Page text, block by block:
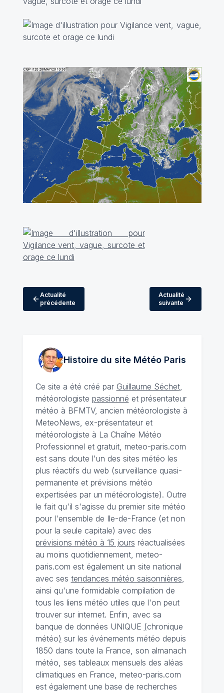
Actualité
précédente
Actualité
suivante
Histoire du site MétéoParis
Ce site a été créé par Guillaume Séchet,
météorologiste passionné et présentateur
météo à BFMTV, ancien météorologiste à
MeteoNews, ex-présentateur et
météorologiste à La Chaîne Météo
Professionnel et gratuit, meteo-paris.com
est sans doute l'un des sites météo les
plus réactifs du web (surveillance quasi-
permanente et prévisions météo
expertisées par un météorologiste). Outre
le fait qu'il s'agisse du premier site météo
pour l'ensemble de Ile-de-France (et non
pour la seule capitale) avec des
prévisions météo à 15 jours réactualisées
au moins quotidiennement, meteo-
paris.com est également un site national
avec ses tendances météo saisonnières,
ainsi qu'une formidable compilation de
tous les liens météo utiles que l'on peut
trouver sur internet. Enfin, avec sa
banque de données UNIQUE (chronique
météo) sur les événements météo depuis
1850 dans toute la France, son almanach
météo, ses tableaux mensuels des aléas
climatiques en France, meteo-paris.com
est également une base de recherches